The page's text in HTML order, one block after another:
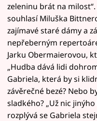
zeleninu brát na
souhlasí Miluška
zajímavé staré dámy a
nepřeberným
Jarku Obermaierovou,
„Hudba dává lidi
Gabriela, která by si
závěrečné bezé? Nebo
sladkého? „Už nic
rozplývá se Gabriela